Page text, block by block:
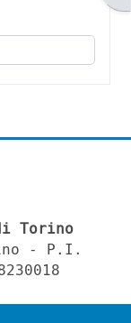
Video
Torino
- P.I.